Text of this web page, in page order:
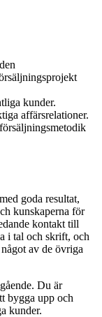
kunder.
affärsrelationer.
goda resultat,
kunskaperna för
kontakt till
i tal och skrift, och
av de övriga
Du är
bygga upp och
kunder.